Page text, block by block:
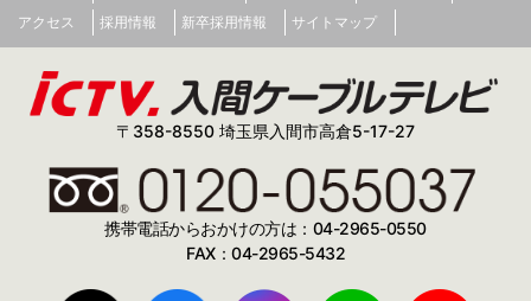
アクセス
採用情報 新卒採用情報 サイトマップ
〒358-8550 埼玉県入間市高倉5-17-27
携帯電話からおかけの方は：04-2965-0550
FAX：04-2965-5432